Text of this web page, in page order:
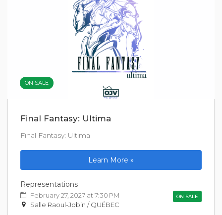
ON SALE
Final Fantasy: Ultima
Final Fantasy: Ultima
Learn More »
Representations
February 27, 2027 at 7:30 PM ON SALE
Salle Raoul-Jobin / QUÉBEC